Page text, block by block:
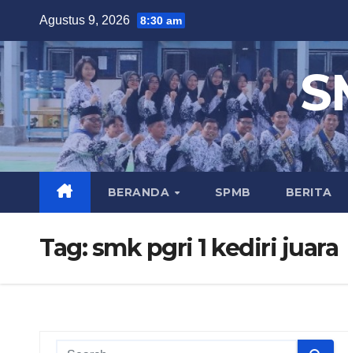
content
Agustus 9, 2026 8:30 am
BERANDA SPMB BERITA
Tag:smk pgri 1 kediri juara